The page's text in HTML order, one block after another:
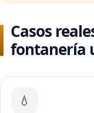
Casos
fontanería
💧